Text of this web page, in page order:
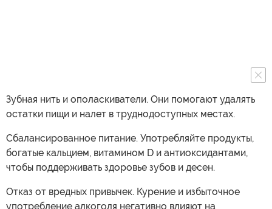
Зубная нить и ополаскиватели. Они помогают удалять
остатки пищи и налет в труднодоступных местах.
Сбалансированное питание. Употребляйте продукты,
богатые кальцием, витамином D и антиоксидантами,
чтобы поддерживать здоровье зубов и десен.
Отказ от вредных привычек. Курение и избыточное
употребление алкоголя негативно влияют на